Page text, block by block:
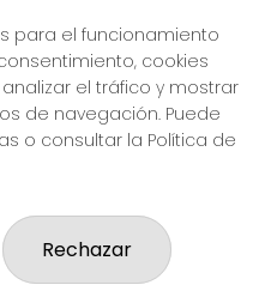
Mucha Suerte!
para el funcionamiento
cookies
el tráfico y mostrar
de navegación. Puede
o consultar la Política de
Rechazar